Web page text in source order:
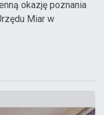
okazję poznania
Miar w